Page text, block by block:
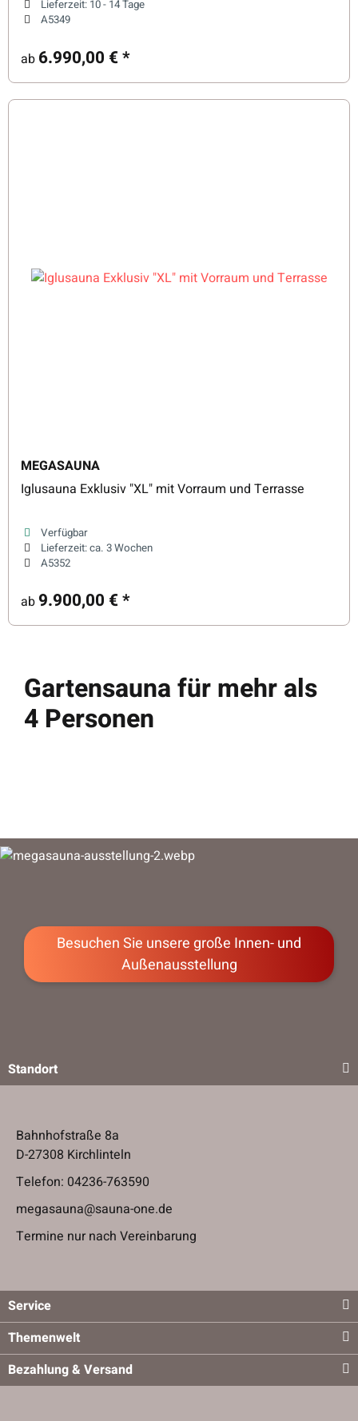
Lieferzeit: 10 - 14 Tage
A5349
ab 6.990,00 €*
MEGASAUNA
Iglusauna Exklusiv "XL" mit Vorraum und Terrasse
Verfügbar
Lieferzeit:ca. 3 Wochen
A5352
ab9.900,00 €*
Gartensauna für mehr als
4 Personen
Besuchen Sie unsere große Innen- und
Außenausstellung
Standort
Bahnhofstraße 8a
D-27308 Kirchlinteln
Telefon: 04236-763590
megasauna@sauna-one.de
Termine nur nach Vereinbarung
Service
Themenwelt
Bezahlung & Versand